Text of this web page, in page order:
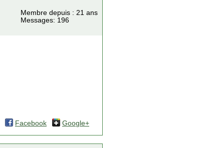
Membre depuis : 21 ans
Messages: 196
Facebook Google+